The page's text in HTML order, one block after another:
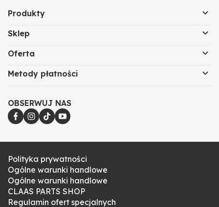
Produkty
Sklep
Oferta
Metody płatności
OBSERWUJ NAS
Polityka prywatności
Ogólne warunki handlowe
Ogólne warunki handlowe
CLAAS PARTS SHOP
Regulamin ofert specjalnych